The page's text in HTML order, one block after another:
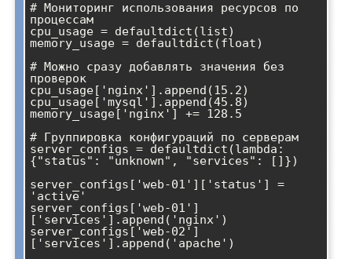
# Мониторинг использования ресурсов по
процессам
cpu_usage = defaultdict(list)
memory_usage = defaultdict(float)
# Можно сразу добавлять значения без
проверок
cpu_usage['nginx'].append(15.2)
cpu_usage['mysql'].append(45.8)
memory_usage['nginx'] += 128.5
# Группировка конфигураций по серверам
server_configs = defaultdict(lambda:
{"status": "unknown", "services": []})
server_configs['web-01']['status'] =
'active'
server_configs['web-01']
['services'].append('nginx')
server_configs['web-02']
['services'].append('apache')